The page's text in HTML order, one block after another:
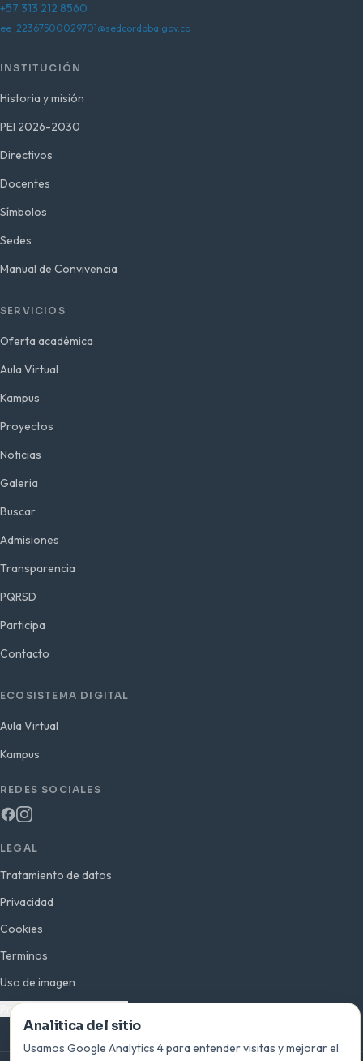
+57 313 212 8560
ee_22367500029701@sedcordoba.gov.co
INSTITUCIÓN
Historia y misión
PEI 2026-2030
Directivos
Docentes
Símbolos
Sedes
Manual de Convivencia
SERVICIOS
Oferta académica
Aula Virtual
Kampus
Proyectos
Noticias
Galeria
Buscar
Admisiones
Transparencia
PQRSD
Participa
Contacto
ECOSISTEMA DIGITAL
Aula Virtual
Kampus
REDES SOCIALES
LEGAL
Tratamiento de datos
Privacidad
Cookies
Terminos
Uso de imagen
Preferencias de analitica
Analitica del sitio
Usamos Google Analytics 4 para entender visitas y mejorar el